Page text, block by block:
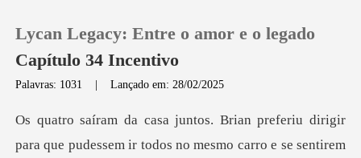
0
Lycan Legacy: Entre o amor e o legado
Capítulo 34 Incentivo
Palavras: 1031 |Lançado em: 28/02/2025
essem ir todos no mesmo carro e se sentirem